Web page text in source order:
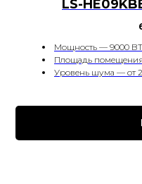
LS-
Мощность — 9000
Площадь
Уровень шума — от